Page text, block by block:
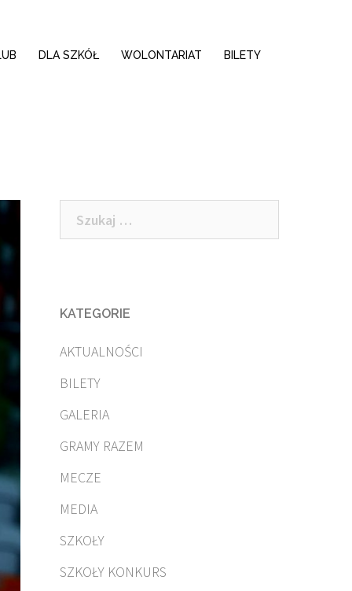
DLA SZKÓŁ WOLONTARIAT BILETY
Szukaj:
KATEGORIE
AKTUALNOŚCI
BILETY
GALERIA
GRAMY RAZEM
MECZE
MEDIA
SZKOŁY
SZKOŁY KONKURS